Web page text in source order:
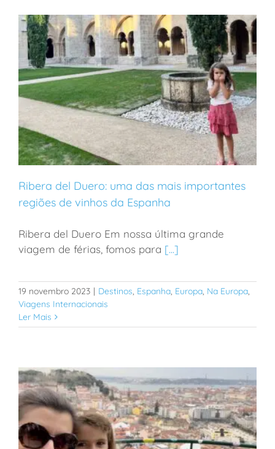
Ribera del Duero: uma das mais importantes regiões
de vinhos da Espanha
Ribera del Duero: uma das mais importantes
regiões de vinhos da Espanha
Ribera del Duero Em nossa última grande
viagem de férias, fomos para [...]
19 novembro 2023 | Destinos, Espanha, Europa, Na Europa,
Viagens Internacionais
Ler Mais